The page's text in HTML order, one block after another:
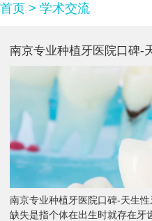
首页 > 学术交流
南京专业种植牙医院口碑-
南京专业种植牙医院口碑-天生
缺失是指个体在出生时就存在牙